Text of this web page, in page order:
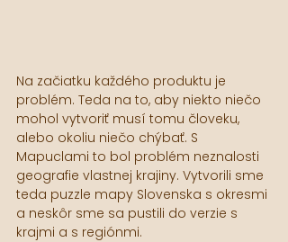
Na začiatku každého produktu je
problém. Teda na to, aby niekto niečo
mohol vytvoriť musí tomu človeku,
alebo okoliu niečo chýbať. S
Mapuclami to bol problém neznalosti
geografie vlastnej krajiny. Vytvorili sme
teda puzzle mapy Slovenska s okresmi
a neskôr sme sa pustili do verzie s
krajmi a s regiónmi.